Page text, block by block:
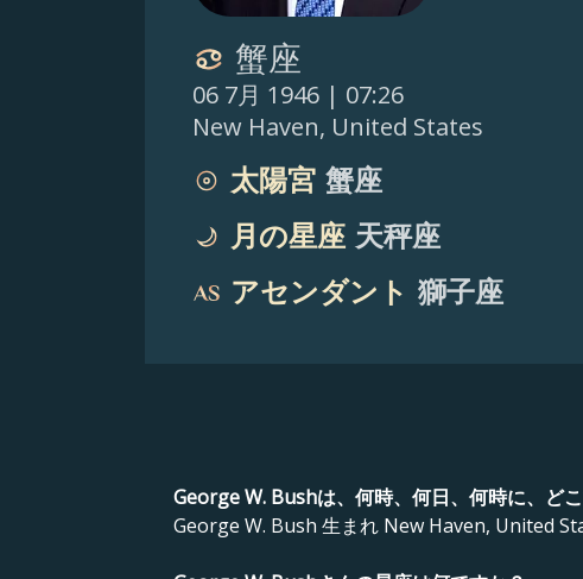
蟹座
06 7月 1946 | 07:26
New Haven, United States
太陽宮 蟹座
月の星座 天秤座
アセンダント 獅子座
George W. Bushは、何時、何日、何時に、ど
George W. Bush 生まれ New Haven, United